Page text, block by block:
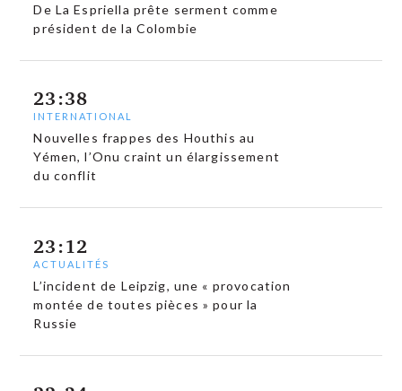
De La Espriella prête serment comme
président de la Colombie
23:38
INTERNATIONAL
Nouvelles frappes des Houthis au
Yémen, l’Onu craint un élargissement
du conflit
23:12
ACTUALITÉS
L’incident de Leipzig, une « provocation
montée de toutes pièces » pour la
Russie